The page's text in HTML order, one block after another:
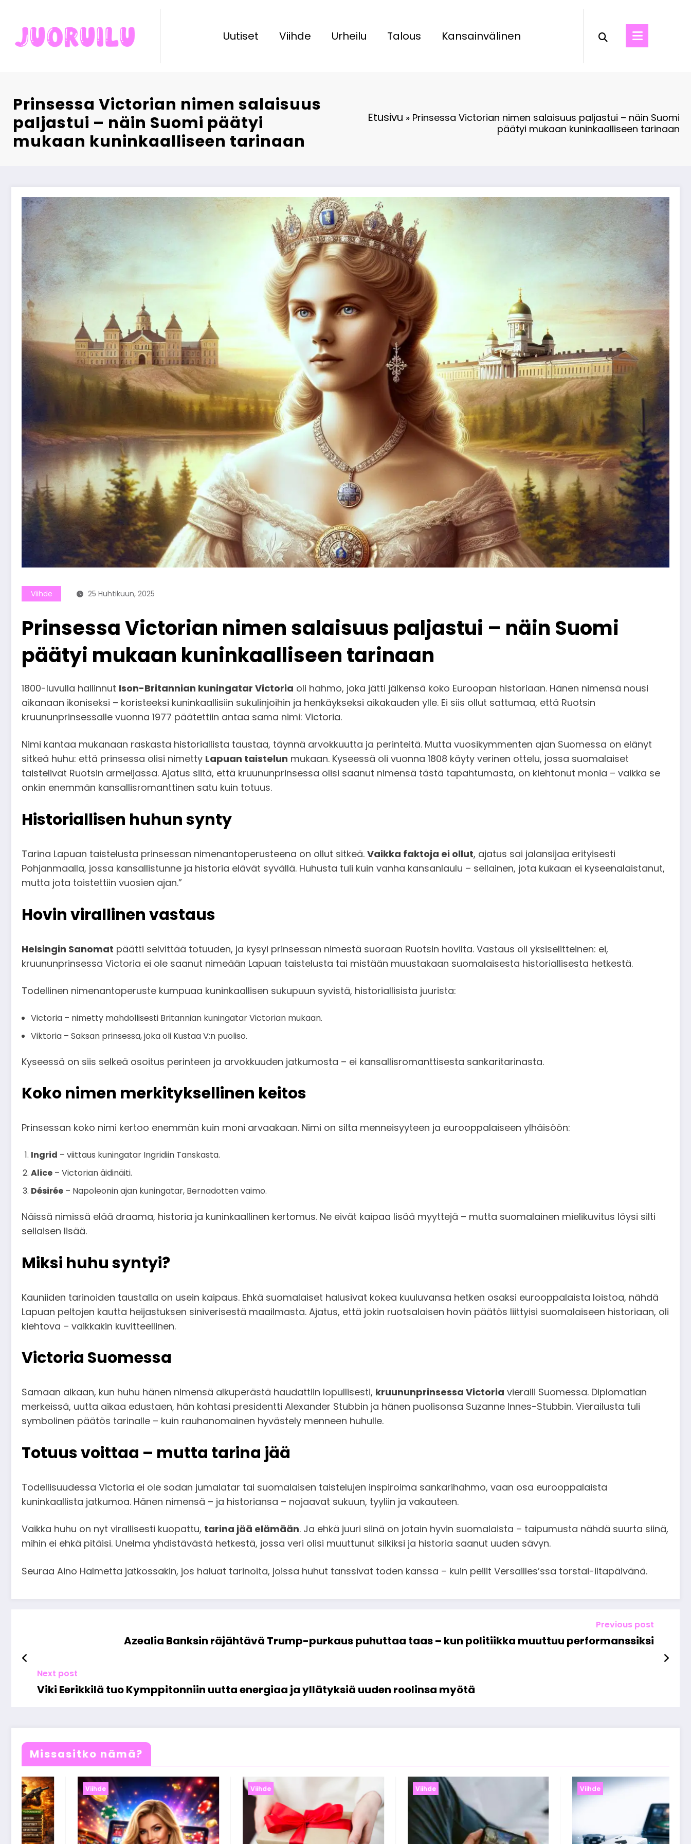
content
Uutiset Viihde Urheilu Talous Kansainvälinen
Prinsessa Victorian nimen salaisuus
paljastui – näin Suomi päätyi
mukaan kuninkaalliseen tarinaan
Etusivu » Prinsessa Victorian nimen salaisuus paljastui – näin Suomi
päätyi mukaan kuninkaalliseen tarinaan
Viihde 25 Huhtikuun, 2025
Prinsessa Victorian nimen salaisuus paljastui – näin Suomi
päätyi mukaan kuninkaalliseen tarinaan
1800-luvulla hallinnut Ison-Britannian kuningatar Victoria oli hahmo, joka jätti jälkensä koko Euroopan historiaan. Hänen nimensä nousi
aikanaan ikoniseksi – koristeeksi kuninkaallisiin sukulinjoihin ja henkäykseksi aikakauden ylle. Ei siis ollut sattumaa, että Ruotsin
kruununprinsessalle vuonna 1977 päätettiin antaa sama nimi: Victoria.
Nimi kantaa mukanaan raskasta historiallista taustaa, täynnä arvokkuutta ja perinteitä. Mutta vuosikymmenten ajan Suomessa on elänyt
sitkeä huhu: että prinsessa olisi nimetty Lapuan taistelun mukaan. Kyseessä oli vuonna 1808 käyty verinen ottelu, jossa suomalaiset
taistelivat Ruotsin armeijassa. Ajatus siitä, että kruununprinsessa olisi saanut nimensä tästä tapahtumasta, on kiehtonut monia – vaikka se
onkin enemmän kansallisromanttinen satu kuin totuus.
Historiallisen huhun synty
Tarina Lapuan taistelusta prinsessan nimenantoperusteena on ollut sitkeä. Vaikka faktoja ei ollut, ajatus sai jalansijaa erityisesti
Pohjanmaalla, jossa kansallistunne ja historia elävät syvällä. Huhusta tuli kuin vanha kansanlaulu – sellainen, jota kukaan ei kyseenalaistanut,
mutta jota toistettiin vuosien ajan.”
Hovin virallinen vastaus
Helsingin Sanomat päätti selvittää totuuden, ja kysyi prinsessan nimestä suoraan Ruotsin hovilta. Vastaus oli yksiselitteinen: ei,
kruununprinsessa Victoria ei ole saanut nimeään Lapuan taistelusta tai mistään muustakaan suomalaisesta historiallisesta hetkestä.
Todellinen nimenantoperuste kumpuaa kuninkaallisen sukupuun syvistä, historiallisista juurista:
Victoria – nimetty mahdollisesti Britannian kuningatar Victorian mukaan.
Viktoria – Saksan prinsessa, joka oli Kustaa V:n puoliso.
Kyseessä on siis selkeä osoitus perinteen ja arvokkuuden jatkumosta – ei kansallisromanttisesta sankaritarinasta.
Koko nimen merkityksellinen keitos
Prinsessan koko nimi kertoo enemmän kuin moni arvaakaan. Nimi on silta menneisyyteen ja eurooppalaiseen ylhäisöön:
Ingrid – viittaus kuningatar Ingridiin Tanskasta.
Alice – Victorian äidinäiti.
Désirée – Napoleonin ajan kuningatar, Bernadotten vaimo.
Näissä nimissä elää draama, historia ja kuninkaallinen kertomus. Ne eivät kaipaa lisää myyttejä – mutta suomalainen mielikuvitus löysi silti
sellaisen lisää.
Miksi huhu syntyi?
Kauniiden tarinoiden taustalla on usein kaipaus. Ehkä suomalaiset halusivat kokea kuuluvansa hetken osaksi eurooppalaista loistoa, nähdä
Lapuan peltojen kautta heijastuksen siniverisestä maailmasta. Ajatus, että jokin ruotsalaisen hovin päätös liittyisi suomalaiseen historiaan, oli
kiehtova – vaikkakin kuvitteellinen.
Victoria Suomessa
Samaan aikaan, kun huhu hänen nimensä alkuperästä haudattiin lopullisesti, kruununprinsessa Victoria vieraili Suomessa. Diplomatian
merkeissä, uutta aikaa edustaen, hän kohtasi presidentti Alexander Stubbin ja hänen puolisonsa Suzanne Innes-Stubbin. Vierailusta tuli
symbolinen päätös tarinalle – kuin rauhanomainen hyvästely menneen huhulle.
Totuus voittaa – mutta tarina jää
Todellisuudessa Victoria ei ole sodan jumalatar tai suomalaisen taistelujen inspiroima sankarihahmo, vaan osa eurooppalaista
kuninkaallista jatkumoa. Hänen nimensä – ja historiansa – nojaavat sukuun, tyyliin ja vakauteen.
Vaikka huhu on nyt virallisesti kuopattu, tarina jää elämään. Ja ehkä juuri siinä on jotain hyvin suomalaista – taipumusta nähdä suurta siinä,
mihin ei ehkä pitäisi. Unelma yhdistävästä hetkestä, jossa veri olisi muuttunut silkiksi ja historia saanut uuden sävyn.
Seuraa Aino Halmetta jatkossakin, jos haluat tarinoita, joissa huhut tanssivat toden kanssa – kuin peilit Versailles’ssa torstai-iltapäivänä.
Previous post
Azealia Banksin räjähtävä Trump-purkaus puhuttaa taas – kun politiikka muuttuu performanssiksi
Next post
Viki Eerikkilä tuo Kymppitonniin uutta energiaa ja yllätyksiä uuden roolinsa myötä
Missasitko nämä?
Viihde Viihde